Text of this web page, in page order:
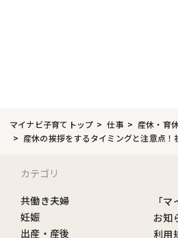
マイナビ子育てトップ 仕事
産休・育
産休の挨拶をするタイミングと注意点
カテゴリ
共働き夫婦
妊娠
出産・産後
「
お知
利用